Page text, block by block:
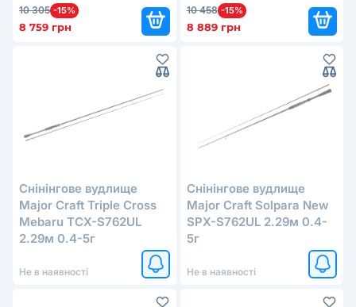
10 305 -15%
8 759 грн
10 458 -15%
8 889 грн
Снінінгове вудлище
Major Craft Triple Cross
Mebaru TCX-S762UL
2.29м 0.4-5г
Не в наявності
Снінінгове вудлище
Major Craft Solpara New
SPX-S762UL 2.29м 0.4-
5г
Не в наявності